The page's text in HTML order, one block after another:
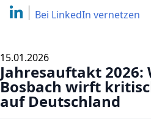
Bei LinkedIn vernetzen
15.01.2026
Jahresauftakt 2026:
Bosbach wirft
auf Deutschland